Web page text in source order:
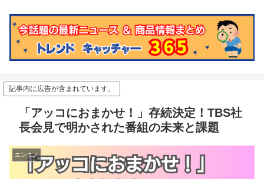
記事内に広告が含まれています。
「アッコにおまかせ！」存続決定！TBS社
長会見で明かされた番組の未来と課題
エンタメ